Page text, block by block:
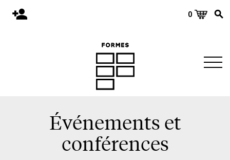
0
Matériaux
Environnement
Événements et
conférences